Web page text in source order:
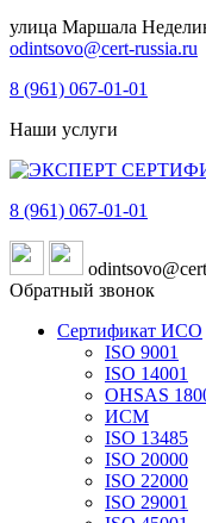
улица Маршала
odintsovo@cert-russia.ru
8 (961) 067-01-01
Наши услуги
8 (961) 067-01-01
Обратный звонок
Сертификат ИСО
ISO 9001
ISO 14001
OHSAS
ИСМ
ISO 13485
ISO 20000
ISO 22000
ISO 29001